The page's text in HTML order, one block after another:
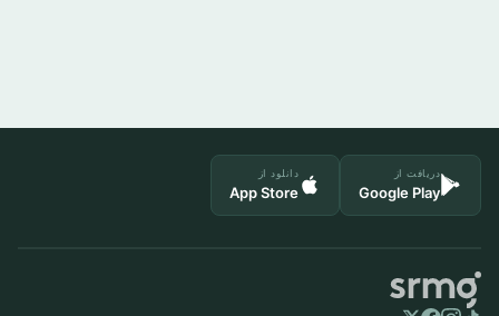
دریافت از
Google Play
دانلود از
App Store